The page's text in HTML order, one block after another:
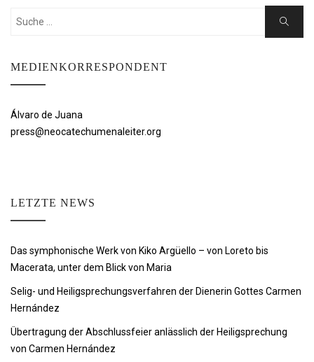
Suchen
Suche
MEDIENKORRESPONDENT
Álvaro de Juana
press@neocatechumenaleiter.org
LETZTE NEWS
Das symphonische Werk von Kiko Argüello – von Loreto bis
Macerata, unter dem Blick von Maria
Selig- und Heiligsprechungsverfahren der Dienerin Gottes Carmen
Hernández
Übertragung der Abschlussfeier anlässlich der Heiligsprechung
von Carmen Hernández